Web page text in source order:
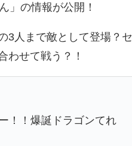
」の情報が公開！
3人まで敵として登場？セ
わせて戦う？！
！！爆誕ドラゴンてれ